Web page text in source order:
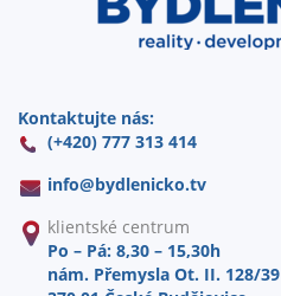
Kontaktujte nás:
(+420) 777 313 414
info@bydlenicko.tv
klientské centrum
Po – Pá: 8,30 – 15,30h
nám. Přemysla Ot. II. 128/39